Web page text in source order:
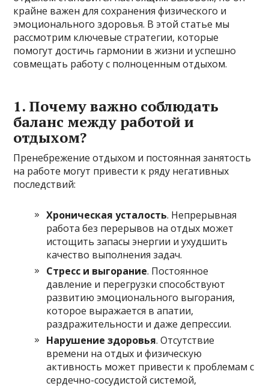
крайне важен для сохранения физического и
эмоционального здоровья. В этой статье мы
рассмотрим ключевые стратегии, которые
помогут достичь гармонии в жизни и успешно
совмещать работу с полноценным отдыхом.
1. Почему важно соблюдать
баланс между работой и
отдыхом?
Пренебрежение отдыхом и постоянная занятость
на работе могут привести к ряду негативных
последствий:
Хроническая усталость. Непрерывная
работа без перерывов на отдых может
истощить запасы энергии и ухудшить
качество выполнения задач.
Стресс и выгорание. Постоянное
давление и перегрузки способствуют
развитию эмоционального выгорания,
которое выражается в апатии,
раздражительности и даже депрессии.
Нарушение здоровья. Отсутствие
времени на отдых и физическую
активность может привести к проблемам с
сердечно-сосудистой системой,